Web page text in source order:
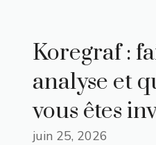
Koregraf :
analyse et
vous êtes
juin 25, 2026